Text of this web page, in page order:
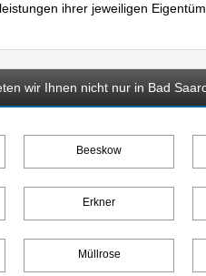
ihrer jeweiligen
wir Ihnen nicht nur in Bad
Beeskow
Erkner
Müllrose